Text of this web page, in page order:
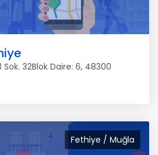
32Blok Daire: 6, 48300
Fethiye / Muğla